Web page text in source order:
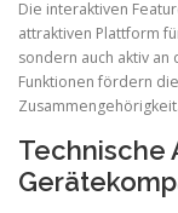
Die interaktiven
attraktiven Plattform
sondern auch aktiv
Funktionen fördern
Zusammengehörigkeit.
Technische